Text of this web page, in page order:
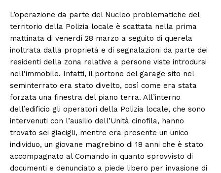
L’operazione da parte del Nucleo problematiche del
territorio della Polizia locale è scattata nella prima
mattinata di venerdì 28 marzo a seguito di querela
inoltrata dalla proprietà e di segnalazioni da parte dei
residenti della zona relative a persone viste introdursi
nell’immobile. Infatti, il portone del garage sito nel
seminterrato era stato divelto, così come era stata
forzata una finestra del piano terra. All’interno
dell’edificio gli operatori della Polizia locale, che sono
intervenuti con l’ausilio dell’Unità cinofila, hanno
trovato sei giacigli, mentre era presente un unico
individuo, un giovane magrebino di 18 anni che è stato
accompagnato al Comando in quanto sprovvisto di
documenti e denunciato a piede libero per invasione di